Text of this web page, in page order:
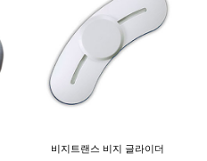
비지트랜스 비지 글라이더